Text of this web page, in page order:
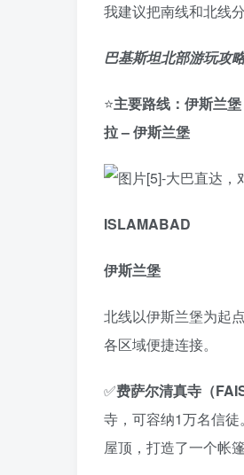
我建议把南线和北线
巴基斯坦北部游玩攻
⭐️主要路线：伊斯兰
拉 – 伊斯兰堡
ISLAMABAD
伊斯兰堡
北线以伊斯兰堡为起
各区域便捷连接。
✅费萨尔清真寺（
寺，可容纳1万名信
屋顶，打造了一个帐